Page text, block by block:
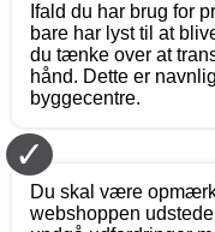
Ifald du har brug for
bare har lyst til at
du tænke over at
hånd. Dette er
byggecentre.
✓
Du skal være
webshoppen